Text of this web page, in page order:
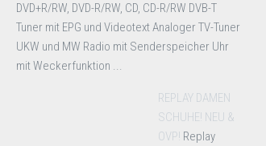
DVD+R/RW, DVD-R/RW, CD, CD-R/RW DVB-T
Tuner mit EPG und Videotext Analoger TV-Tuner
UKW und MW Radio mit Senderspeicher Uhr
mit Weckerfunktion ...
REPLAY DAMEN
SCHUHE! NEU &
OVP! Replay